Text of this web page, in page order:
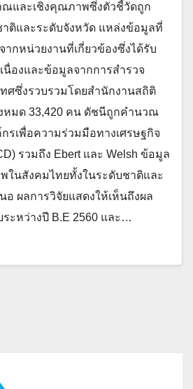
ณและเชิงคุณภาพซึ่งตัวชี้วัดถูก
ติและระดับจังหวัด แหล่งข้อมูลที่
กหน่วยงานที่เกี่ยวข้องซึ่งได้รับ
นื่องและข้อมูลจากการสำรวจ
ศซึ่งรวบรวมโดยสำนักงานสถิติ
หมด 33,420 คน ดัชนีถูกคำนวณ
รเพื่อความร่วมมือทางเศรษฐกิจ
รวมถึง Ebert และ Welsh ข้อมูล
ในสังคมไทยทั้งในระดับชาติและ
อ ผลการวิจัยแสดงให้เห็นถึงผล
ระหว่างปี B.E 2560 และ…